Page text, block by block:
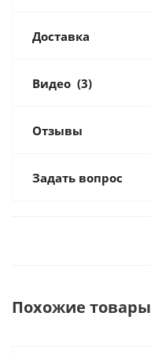
Доставка
Видео (3)
Отзывы
Задать вопрос
Похожие товары